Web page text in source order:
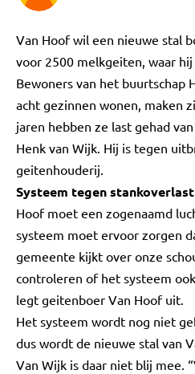
Van Hoof wil een nieuwe stal
voor 2500 melkgeiten, waar
Bewoners van het buurtschap
acht gezinnen wonen, maken
jaren hebben ze last gehad
Henk van Wijk. Hij is tegen
geitenhouderij.
Systeem tegen stankoverlast
Hoof moet een zogenaamd
systeem moet ervoor zorgen
gemeente kijkt over onze
controleren of het systeem
legt geitenboer Van Hoof uit.
Het systeem wordt nog niet
dus wordt de nieuwe stal van
Van Wijk is daar niet blij mee.